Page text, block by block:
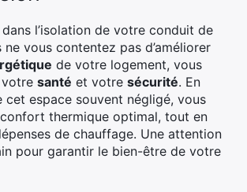
l’isolation de votre conduit de
ne vous contentez pas d’améliorer
de votre logement, vous
santé et votre sécurité. En
cet espace souvent négligé, vous
thermique optimal, tout en
de chauffage. Une attention
pour garantir le bien-être de votre